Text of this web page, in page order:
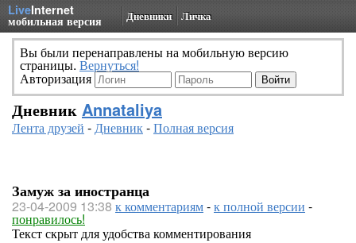
LiveInternet
мобильная версия Дневники Личка
Вы были перенаправлены на мобильную версию
страницы. Вернуться!
Авторизация
Дневник Annataliya
Лента друзей -Дневник-Полная версия
Замуж за иностранца
23-04-2009 13:38 к комментариям-к полной версии -
понравилось!
Текст скрыт для удобства комментирования